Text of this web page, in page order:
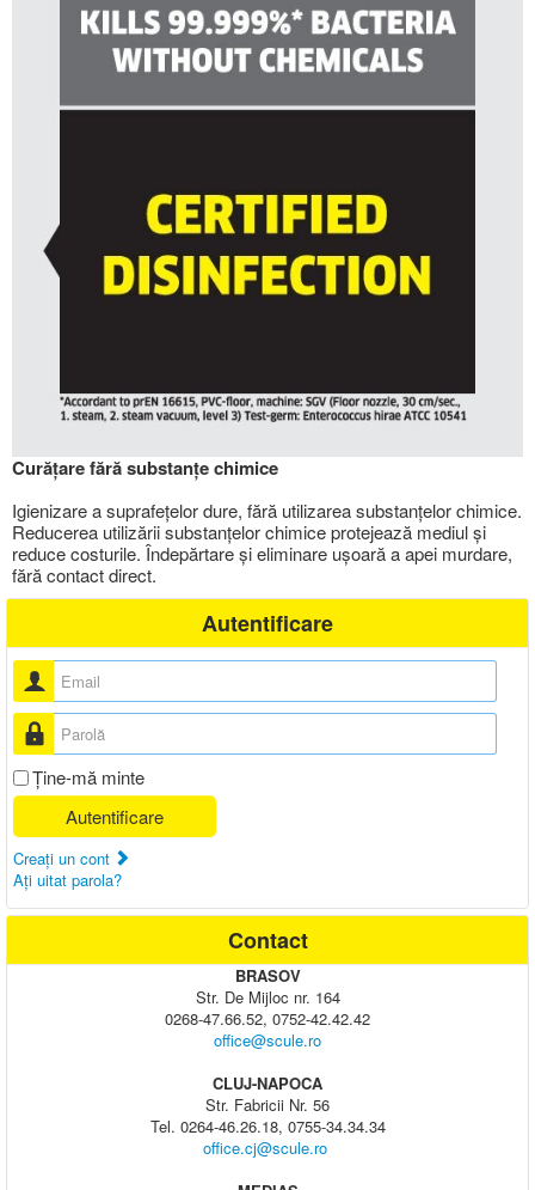
Curățare fără substanțe chimice
Igienizare a suprafețelor dure, fără utilizarea substanțelor chimice.
Reducerea utilizării substanțelor chimice protejează mediul și
reduce costurile. Îndepărtare și eliminare ușoară a apei murdare,
fără contact direct.
Autentificare
Nume utilizator
Parolă
Ţine-mă minte
Autentificare
Creaţi un cont
Aţi uitat parola?
Contact
BRASOV
Str. De Mijloc nr. 164
0268-47.66.52, 0752-42.42.42
office@scule.ro
CLUJ-NAPOCA
Str. Fabricii Nr. 56
Tel. 0264-46.26.18, 0755-34.34.34
office.cj@scule.ro